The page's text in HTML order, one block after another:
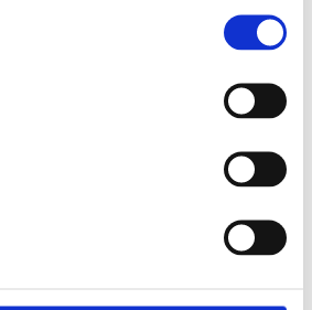
hace estudios de
utiliza nuestras
Solicita tu demo
url=»/cloud-contact-
demo/» target=»_new»